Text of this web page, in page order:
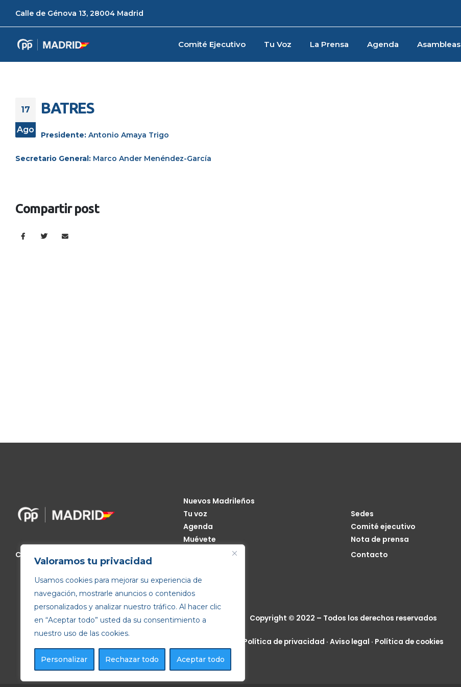
Valoramos tu privacidad
Usamos cookies para mejorar su experiencia de
navegación, mostrarle anuncios o contenidos
personalizados y analizar nuestro tráfico. Al hacer clic
en “Aceptar todo” usted da su consentimiento a
nuestro uso de las cookies.
Personalizar Rechazar todo Aceptar todo
Calle de Génova 13, 28004 Madrid
Comité Ejecutivo Tu Voz La Prensa Agenda Asambleas
17
Ago
BATRES
Presidente: Antonio Amaya Trigo
Secretario General: Marco Ander Menéndez-García
Compartir post
Calle de Génova, 13, 28004 Madrid
Nuevos Madrileños
Tu voz
Agenda
Muévete
Sedes
Comité ejecutivo
Nota de prensa
Contacto
Copyright © 2022 – Todos los derechos reservados
Política de privacidad · Aviso legal · Política de cookies